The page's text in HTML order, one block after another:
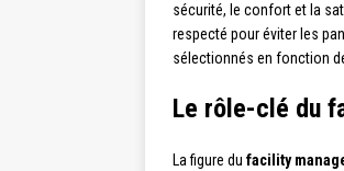
sécurité, le confort et la
respecté pour éviter les
sélectionnés en fonction
Le rôle-clé du
La figure du facility